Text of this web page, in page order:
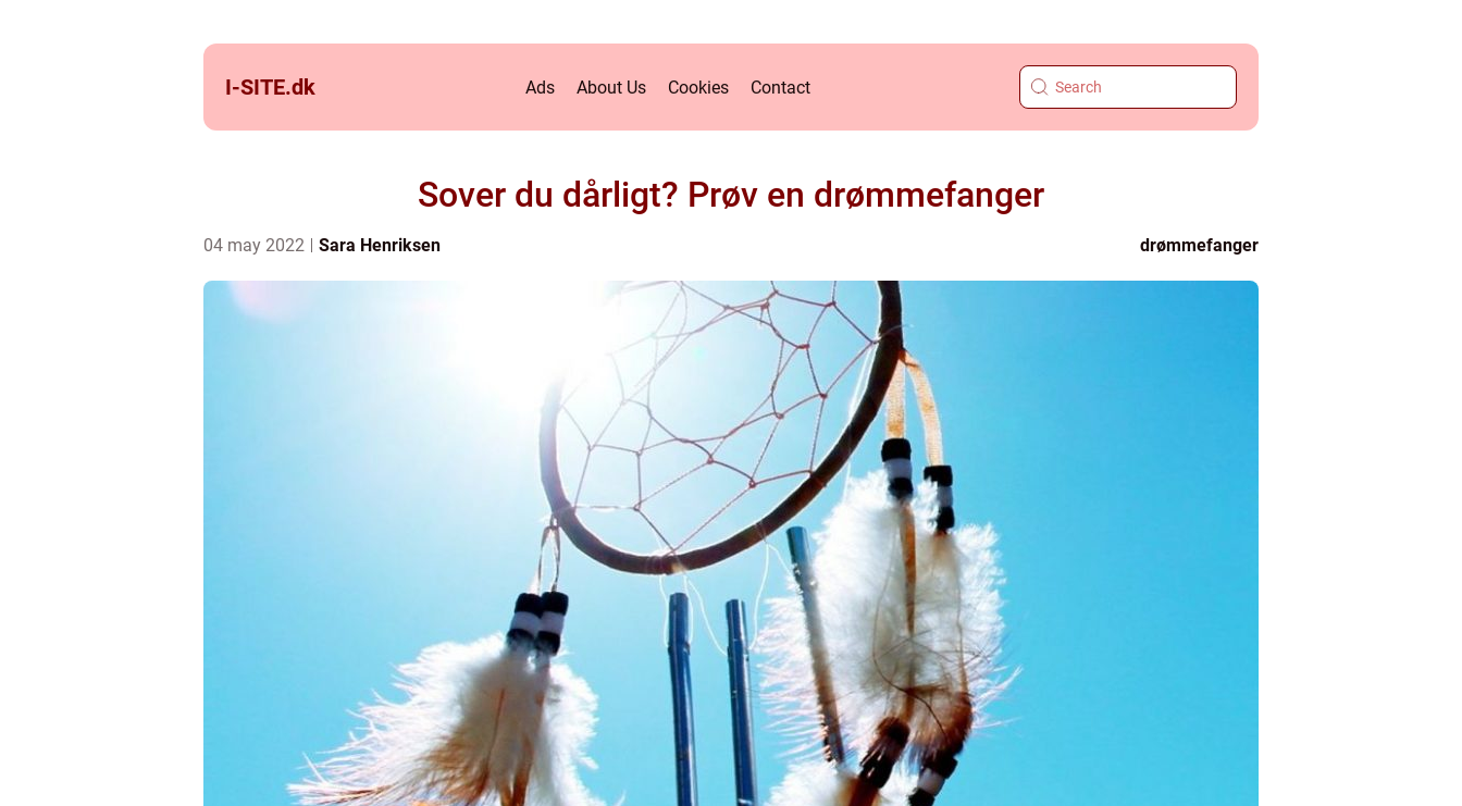
I-SITE.dk Ads About Us Cookies Contact
Sover du dårligt? Prøv en drømmefanger
04 may 2022 Sara Henriksen drømmefanger